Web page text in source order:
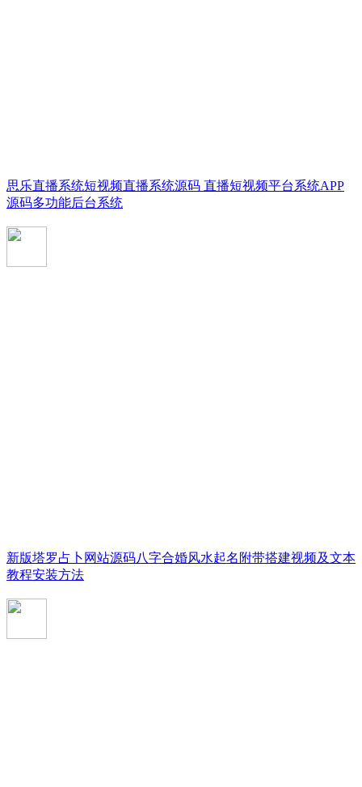
思乐直播系统短视频直播系统源码 直播短视频平台系统APP
源码多功能后台系统
新版塔罗占卜网站源码八字合婚风水起名附带搭建视频及文本
教程安装方法